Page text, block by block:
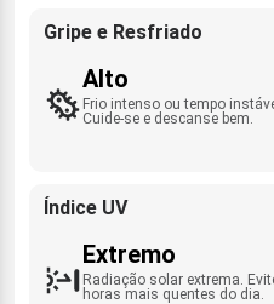
Gripe e Resfriado
Alto
Frio intenso ou tempo
Cuide-se e descanse bem.
Índice UV
Extremo
Radiação solar extrema.
horas mais quentes do dia.